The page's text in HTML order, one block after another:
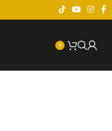
0